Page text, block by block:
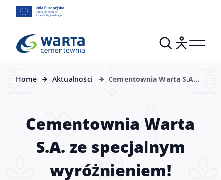
Home Aktualności
Cementownia Warta S.A.
Cementownia Warta
S.A. ze specjalnym
wyróżnieniem!